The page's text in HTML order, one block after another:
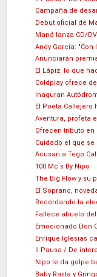
Campaña de
Debut oficial de
Maná lanza CD/
Andy García:
Anunciarán
El Lápiz: lo que
Coldplay ofrece
Inaguran
El Poeta Callejero
Aventura, profeta
Ofrecen tributo
Cuidado el que se
Acusan a Tego
100 Mc´s By Nipo
The Big Flow y su
El Soprano,
Recordando la
Fallece abuelo
Emocionado Don
Enrique Iglesias
II-Pausa / De
Nipo le da golpe
Baby Rasta y